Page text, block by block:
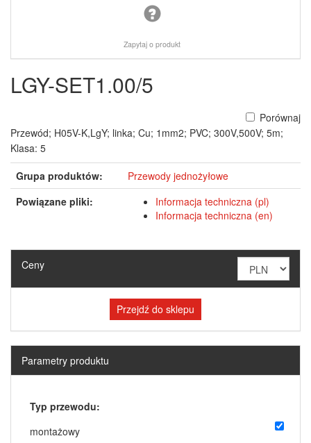
Zapytaj o produkt
LGY-SET1.00/5
Porównaj
Przewód; H05V-K,LgY; linka; Cu; 1mm2; PVC; 300V,500V; 5m;
Klasa: 5
Grupa produktów:
Przewody jednożyłowe
Powiązane pliki:
Informacja techniczna (pl)
Informacja techniczna (en)
Ceny
Przejdź do sklepu
Parametry produktu
Typ przewodu:
montażowy